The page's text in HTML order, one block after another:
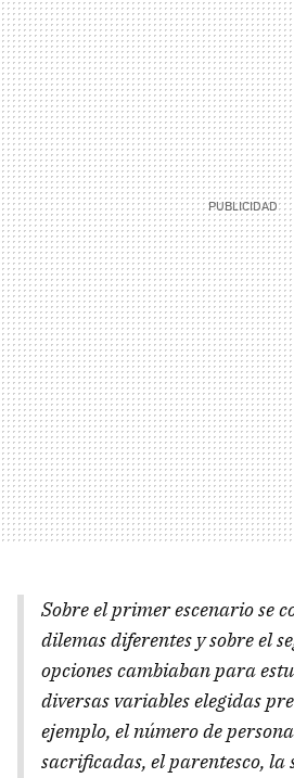
Sobre el primer escenario se
dilemas diferentes y sobre el
opciones cambiaban para
diversas variables elegidas
ejemplo, el número de
sacrificadas, el parentesco,